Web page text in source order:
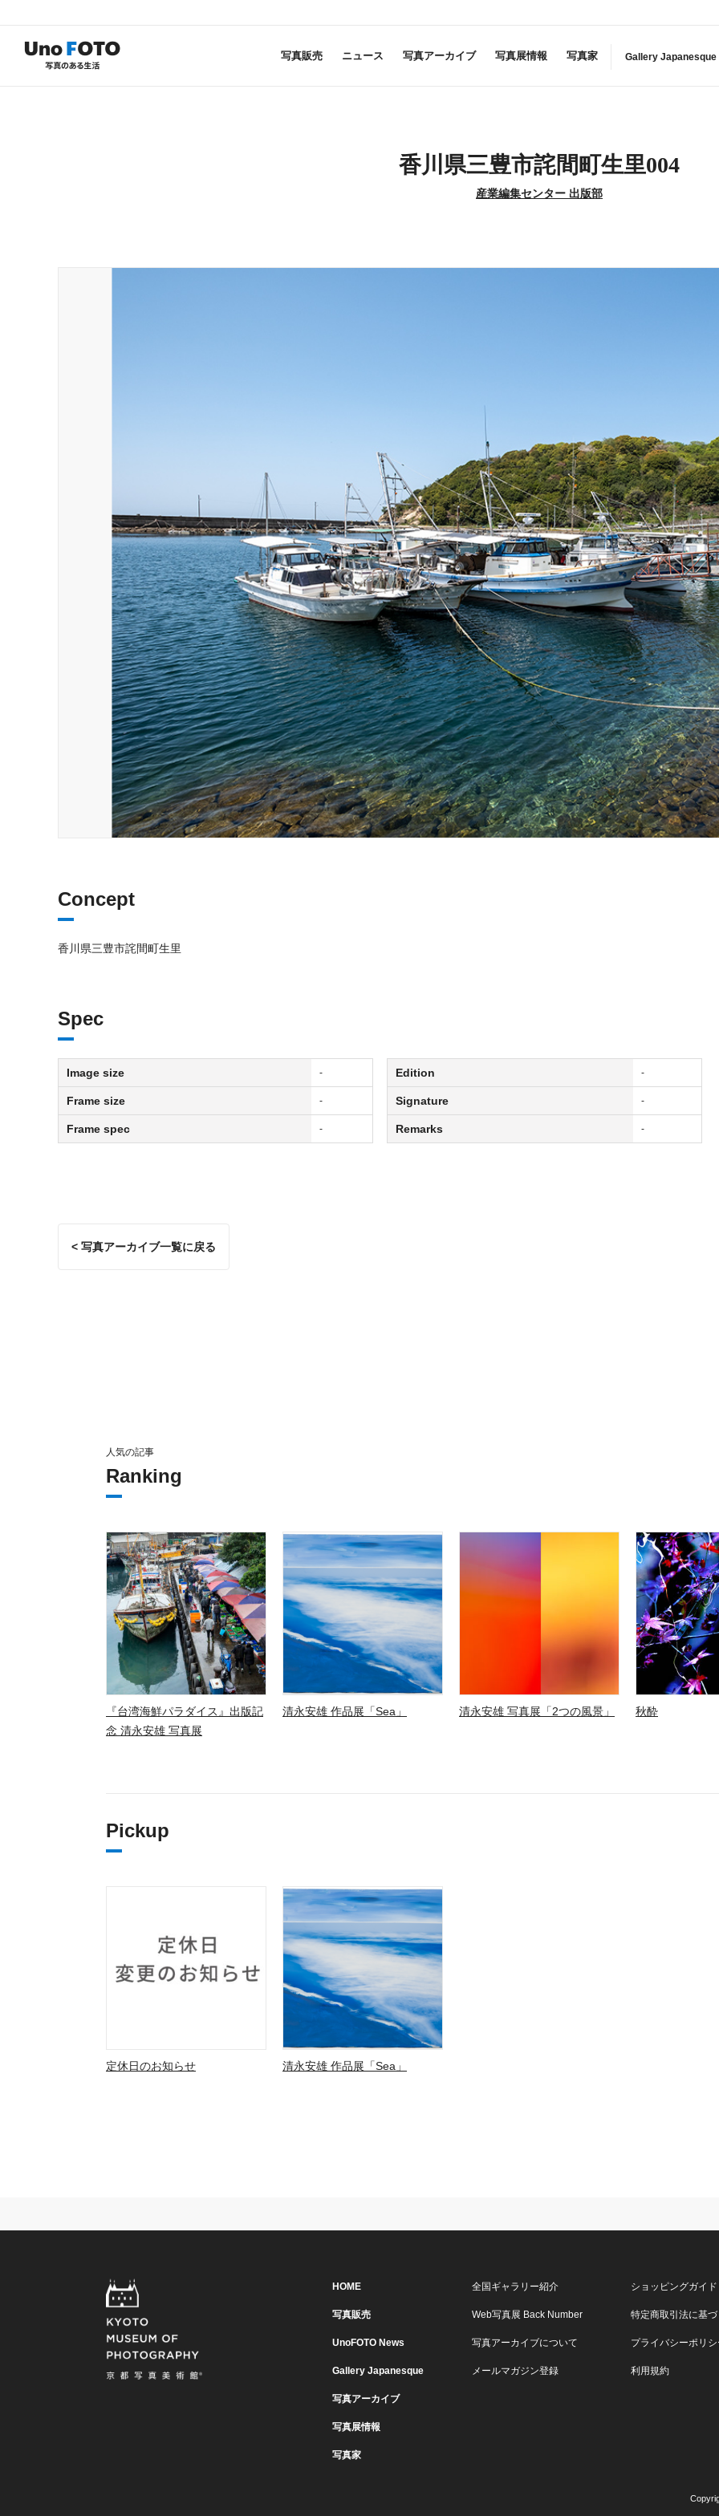
写真販売 ニュース 写真アーカイブ 写真展情報 写真家 Gallery Japanesque
香川県三豊市詫間町生里004
産業編集センター 出版部
Concept
香川県三豊市詫間町生里
Spec
Image size -
Frame size -
Frame spec -
Edition -
Signature -
Remarks -
< 写真アーカイブ一覧に戻る
人気の記事
Ranking
『台湾海鮮パラダイス』出版記
念 清永安雄 写真展
清永安雄 作品展「Sea」 清永安雄 写真展「2つの風景」 秋酔
Pickup
定休日のお知らせ 清永安雄 作品展「Sea」
HOME
写真販売
UnoFOTO News
Gallery Japanesque
写真アーカイブ
写真展情報
写真家
全国ギャラリー紹介
Web写真展 Back Number
写真アーカイブについて
メールマガジン登録
ショッピングガイド
特定商取引法に基
プライバシーポリ
利用規約